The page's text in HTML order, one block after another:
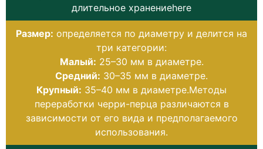
длительное хранениеhere
Размер: определяется по диаметру и делится на
три категории:
Малый: 25–30 мм в диаметре.
Средний: 30–35 мм в диаметре.
Крупный: 35–40 мм в диаметре.Методы
переработки черри-перца различаются в
зависимости от его вида и предполагаемого
использования.